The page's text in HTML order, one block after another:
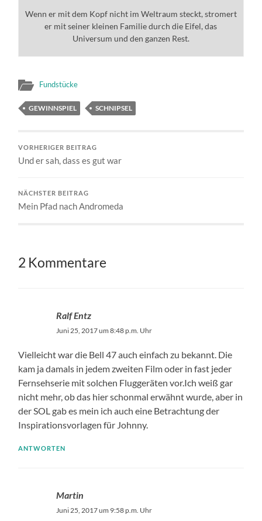
Wenn er mit dem Kopf nicht im Weltraum steckt, stromert
er mit seiner kleinen Familie durch die Eifel, das
Universum und den ganzen Rest.
Fundstücke
GEWINNSPIEL SCHNIPSEL
VORHERIGER BEITRAG
Und er sah, dass es gut war
NÄCHSTER BEITRAG
Mein Pfad nach Andromeda
2 Kommentare
Ralf Entz
Juni 25, 2017 um 8:48 p.m. Uhr
Vielleicht war die Bell 47 auch einfach zu bekannt. Die
kam ja damals in jedem zweiten Film oder in fast jeder
Fernsehserie mit solchen Fluggeräten vor.Ich weiß gar
nicht mehr, ob das hier schonmal erwähnt wurde, aber in
der SOL gab es mein ich auch eine Betrachtung der
Inspirationsvorlagen für Johnny.
ANTWORTEN
Martin
Juni 25, 2017 um 9:58 p.m. Uhr